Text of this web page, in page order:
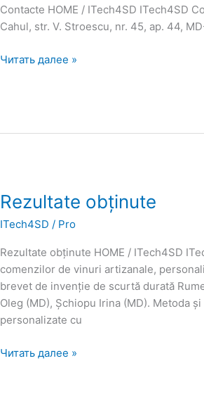
Contacte HOME / ITech4SD ITech4SD
Cahul, str. V. Stroescu, nr. 45, ap. 44,
Читать далее »
Rezultate obținute
ITech4SD / Pro
Rezultate obținute HOME / ITech4SD
comenzilor de vinuri artizanale,
brevet de invenție de scurtă durată
Oleg (MD), Șchiopu Irina (MD). Metoda
personalizate cu
Rezultate
Читать далее »